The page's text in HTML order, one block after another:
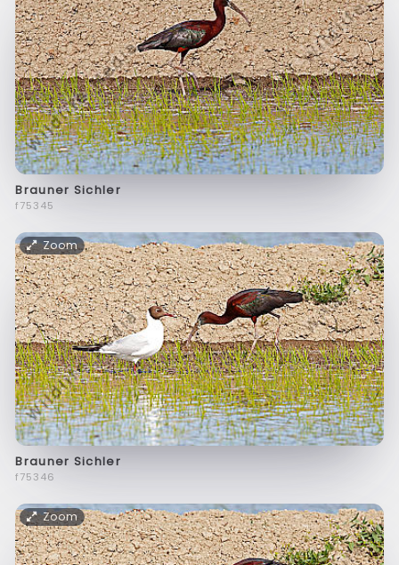
Brauner Sichler
f75345
Zoom
Brauner Sichler
f75346
Zoom